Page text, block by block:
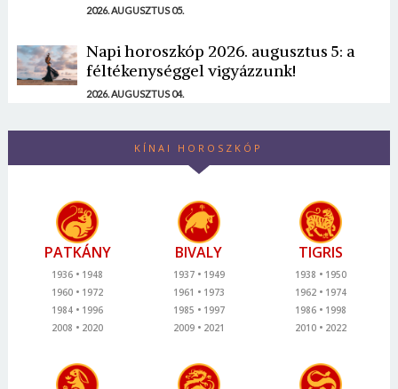
2026. AUGUSZTUS 05.
Napi horoszkóp 2026. augusztus 5: a
féltékenységgel vigyázzunk!
2026. AUGUSZTUS 04.
KÍNAI HOROSZKÓP
PATKÁNY
1936
1948
1960
1972
1984
1996
2008
2020
BIVALY
1937
1949
1961
1973
1985
1997
2009
2021
TIGRIS
1938
1950
1962
1974
1986
1998
2010
2022